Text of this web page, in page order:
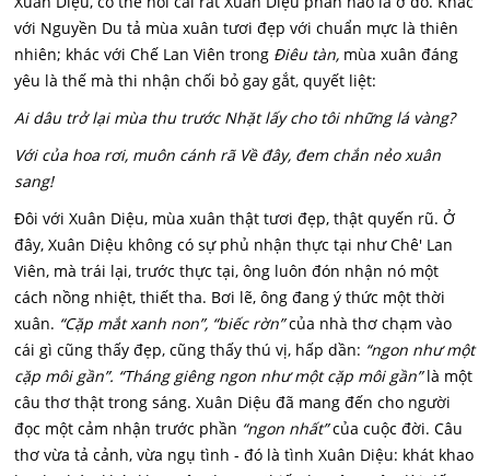
với Nguyền Du tả mùa xuân tươi đẹp với chuẩn mực là thiên
nhiên; khác với Chế Lan Viên trong Điêu tàn, mùa xuân đáng
yêu là thế mà thi nhận chối bỏ gay gắt, quyết liệt:
Ai dâu trở lại mùa thu trước Nhặt lấy cho tôi những lá vàng?
Với của hoa rơi, muôn cánh rã Về đây, đem chắn nẻo xuân
sang!
Đôi với Xuân Diệu, mùa xuân thật tươi đẹp, thật quyến rũ. Ở
đây, Xuân Diệu không có sự phủ nhận thực tại như Chê' Lan
Viên, mà trái lại, trước thực tại, ông luôn đón nhận nó một
cách nồng nhiệt, thiết tha. Bơi lẽ, ông đang ý thức một thời
xuân. “Cặp mắt xanh non”, “biếc rờn”của nhà thơ chạm vào
cái gì cũng thấy đẹp, cũng thấy thú vị, hấp dần: “ngon như một
cặp môi gần”. “Tháng giêng ngon như một cặp môi gần”là một
câu thơ thật trong sáng. Xuân Diệu đã mang đến cho người
đọc một cảm nhận trước phần “ngon nhất”của cuộc đời. Câu
thơ vừa tả cảnh, vừa ngụ tình - đó là tình Xuân Diệu: khát khao